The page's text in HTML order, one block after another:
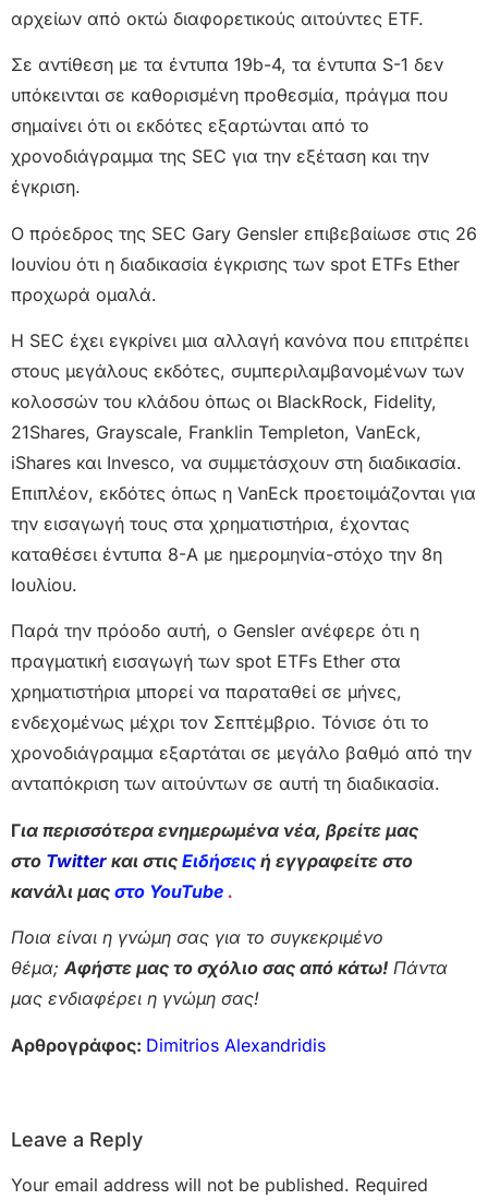
αρχείων από οκτώ διαφορετικούς αιτούντες ETF.
Σε αντίθεση με τα έντυπα 19b-4, τα έντυπα S-1 δεν
υπόκεινται σε καθορισμένη προθεσμία, πράγμα που
σημαίνει ότι οι εκδότες εξαρτώνται από το
χρονοδιάγραμμα της SEC για την εξέταση και την
έγκριση.
Ο πρόεδρος της SEC Gary Gensler επιβεβαίωσε στις 26
Ιουνίου ότι η διαδικασία έγκρισης των spot ETFs Ether
προχωρά ομαλά.
Η SEC έχει εγκρίνει μια αλλαγή κανόνα που επιτρέπει
στους μεγάλους εκδότες, συμπεριλαμβανομένων των
κολοσσών του κλάδου όπως οι BlackRock, Fidelity,
21Shares, Grayscale, Franklin Templeton, VanEck,
iShares και Invesco, να συμμετάσχουν στη διαδικασία.
Επιπλέον, εκδότες όπως η VanEck προετοιμάζονται για
την εισαγωγή τους στα χρηματιστήρια, έχοντας
καταθέσει έντυπα 8-A με ημερομηνία-στόχο την 8η
Ιουλίου.
Παρά την πρόοδο αυτή, ο Gensler ανέφερε ότι η
πραγματική εισαγωγή των spot ETFs Ether στα
χρηματιστήρια μπορεί να παραταθεί σε μήνες,
ενδεχομένως μέχρι τον Σεπτέμβριο. Τόνισε ότι το
χρονοδιάγραμμα εξαρτάται σε μεγάλο βαθμό από την
ανταπόκριση των αιτούντων σε αυτή τη διαδικασία.
Για περισσότερα ενημερωμένα νέα, βρείτε μας
στο Twitter και στις Ειδήσεις ή εγγραφείτε στο
κανάλι μας στο YouTube .
Ποια είναι η γνώμη σας για το συγκεκριμένο
θέμα;Αφήστε μας το σχόλιο σας από κάτω! Πάντα
μας ενδιαφέρει η γνώμη σας!
Αρθρογράφος: Dimitrios Alexandridis
Leave a Reply
Your email address will not be published. Required